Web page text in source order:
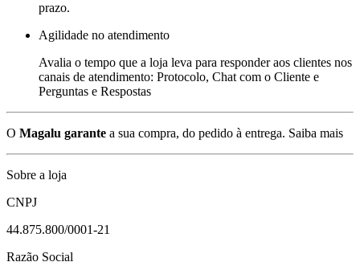
prazo.
Agilidade no atendimento
Avalia o tempo que a loja leva para responder aos clientes nos
canais de atendimento: Protocolo, Chat com o Cliente e
Perguntas e Respostas
O Magalu garante a sua compra, do pedido à entrega. Saiba mais
Sobre a loja
CNPJ
44.875.800/0001-21
Razão Social